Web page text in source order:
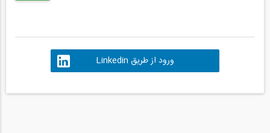
ورود از طریق Linkedin